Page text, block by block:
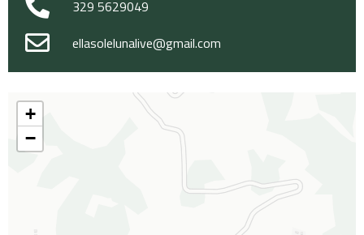
329 5629049
ellasolelunalive@gmail.com
+
−